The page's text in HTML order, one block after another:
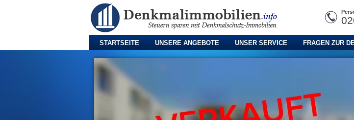
STARTSEITE UNSERE ANGEBOTE UNSER SERVICE FRAGEN ZUR